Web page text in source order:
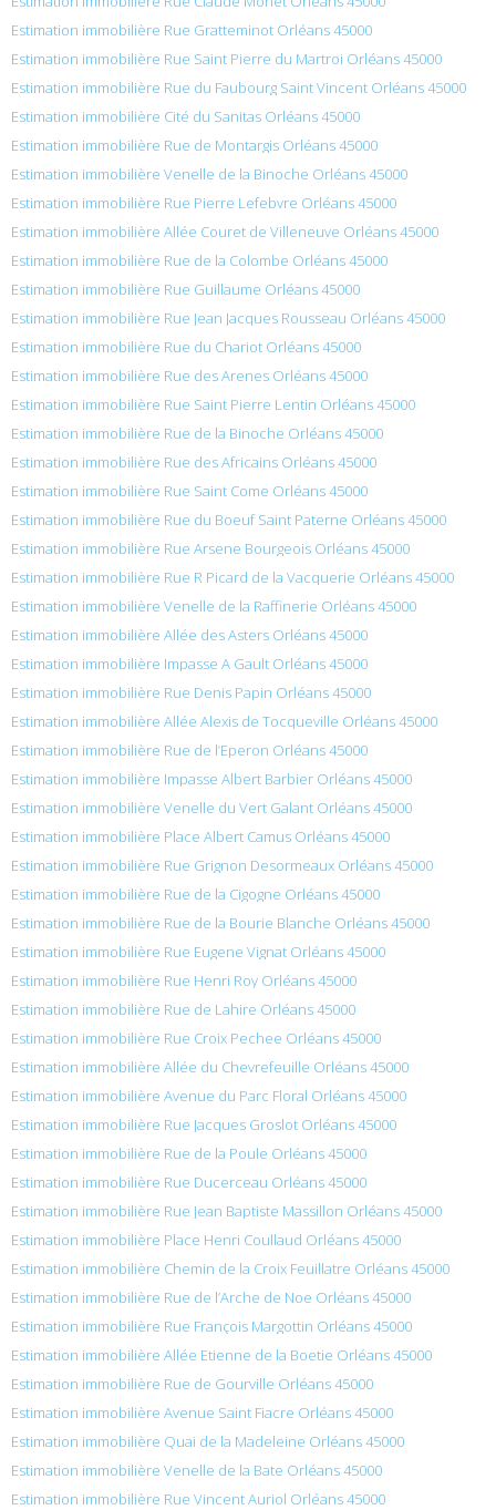
Estimation immobilière Rue Gratteminot Orléans 45000
Estimation immobilière Rue Saint Pierre du Martroi Orléans 45000
Estimation immobilière Rue du Faubourg Saint Vincent Orléans 45000
Estimation immobilière Cité du Sanitas Orléans 45000
Estimation immobilière Rue de Montargis Orléans 45000
Estimation immobilière Venelle de la Binoche Orléans 45000
Estimation immobilière Rue Pierre Lefebvre Orléans 45000
Estimation immobilière Allée Couret de Villeneuve Orléans 45000
Estimation immobilière Rue de la Colombe Orléans 45000
Estimation immobilière Rue Guillaume Orléans 45000
Estimation immobilière Rue Jean Jacques Rousseau Orléans 45000
Estimation immobilière Rue du Chariot Orléans 45000
Estimation immobilière Rue des Arenes Orléans 45000
Estimation immobilière Rue Saint Pierre Lentin Orléans 45000
Estimation immobilière Rue de la Binoche Orléans 45000
Estimation immobilière Rue des Africains Orléans 45000
Estimation immobilière Rue Saint Come Orléans 45000
Estimation immobilière Rue du Boeuf Saint Paterne Orléans 45000
Estimation immobilière Rue Arsene Bourgeois Orléans 45000
Estimation immobilière Rue R Picard de la Vacquerie Orléans 45000
Estimation immobilière Venelle de la Raffinerie Orléans 45000
Estimation immobilière Allée des Asters Orléans 45000
Estimation immobilière Impasse A Gault Orléans 45000
Estimation immobilière Rue Denis Papin Orléans 45000
Estimation immobilière Allée Alexis de Tocqueville Orléans 45000
Estimation immobilière Rue de l’Eperon Orléans 45000
Estimation immobilière Impasse Albert Barbier Orléans 45000
Estimation immobilière Venelle du Vert Galant Orléans 45000
Estimation immobilière Place Albert Camus Orléans 45000
Estimation immobilière Rue Grignon Desormeaux Orléans 45000
Estimation immobilière Rue de la Cigogne Orléans 45000
Estimation immobilière Rue de la Bourie Blanche Orléans 45000
Estimation immobilière Rue Eugene Vignat Orléans 45000
Estimation immobilière Rue Henri Roy Orléans 45000
Estimation immobilière Rue de Lahire Orléans 45000
Estimation immobilière Rue Croix Pechee Orléans 45000
Estimation immobilière Allée du Chevrefeuille Orléans 45000
Estimation immobilière Avenue du Parc Floral Orléans 45000
Estimation immobilière Rue Jacques Groslot Orléans 45000
Estimation immobilière Rue de la Poule Orléans 45000
Estimation immobilière Rue Ducerceau Orléans 45000
Estimation immobilière Rue Jean Baptiste Massillon Orléans 45000
Estimation immobilière Place Henri Coullaud Orléans 45000
Estimation immobilière Chemin de la Croix Feuillatre Orléans 45000
Estimation immobilière Rue de l’Arche de Noe Orléans 45000
Estimation immobilière Rue François Margottin Orléans 45000
Estimation immobilière Allée Etienne de la Boetie Orléans 45000
Estimation immobilière Rue de Gourville Orléans 45000
Estimation immobilière Avenue Saint Fiacre Orléans 45000
Estimation immobilière Quai de la Madeleine Orléans 45000
Estimation immobilière Venelle de la Bate Orléans 45000
Estimation immobilière Rue Vincent Auriol Orléans 45000